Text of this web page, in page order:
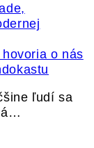
o nás
ľudí sa